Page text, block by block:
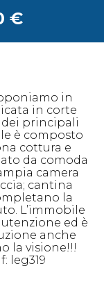
€
in
in corte
principali
è composto
cottura e
da comoda
camera
cantina
la
L’immobile
ed è
anche
la visione!!!
leg319